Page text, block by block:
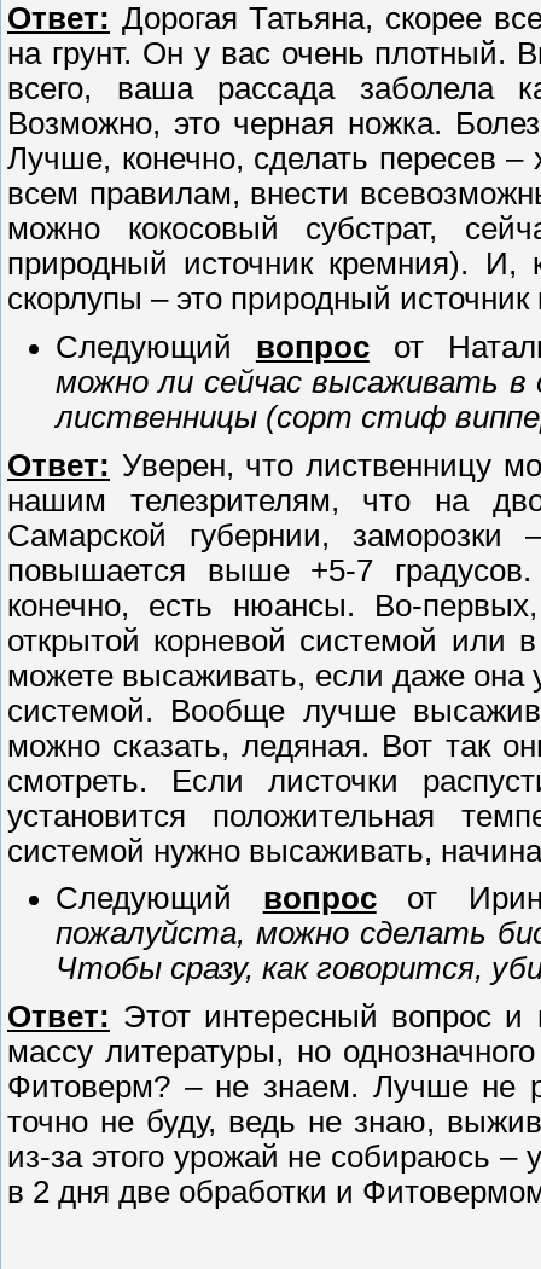
Ответ: Дорогая Татьяна, скорее
на грунт. Он у вас очень плотный.
всего, ваша рассада заболела
Возможно, это черная ножка.
Лучше, конечно, сделать пересев –
всем правилам, внести
можно кокосовый субстрат,
природный источник кремния). И,
скорлупы – это природный источник
Следующий вопросот
можно ли сейчас высаживать
лиственницы (сорт стиф
Ответ: Уверен, что лиственницу
нашим телезрителям, что на
Самарской губернии,
повышается выше +5-7
конечно, есть нюансы. Во-
открытой корневой системой или
можете высаживать, если даже она
системой. Вообще лучше
можно сказать, ледяная. Вот так
смотреть. Если листочки
установится положительная
системой нужно высаживать,
Следующий вопросот
пожалуйста, можно сделать
Чтобы сразу, как говорится,
Ответ: Этот интересный вопрос
массу литературы, но
Фитоверм? – не знаем. Лучше не
точно не буду, ведь не знаю,
из-за этого урожай не собираюсь
в 2 дня две обработки и